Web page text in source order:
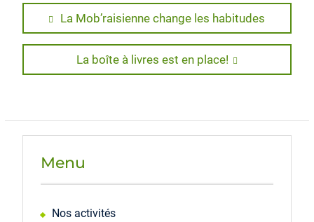
Navigation
de
l’article
Previous
post:
La Mob’raisienne change les habitudes
Next
post:
La boîte à livres est en place!
Menu
Nos activités